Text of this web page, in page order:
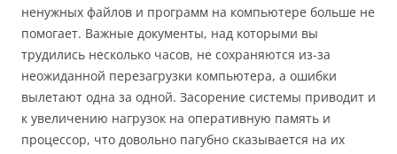
ненужных файлов и программ на компьютере больше не
помогает. Важные документы, над которыми вы
трудились несколько часов, не сохраняются из-за
неожиданной перезагрузки компьютера, а ошибки
вылетают одна за одной. Засорение системы приводит и
к увеличению нагрузок на оперативную память и
процессор, что довольно пагубно сказывается на их